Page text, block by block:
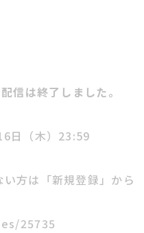
信は終了しました。
日（木）23:59
方は「新規登録」から
25735